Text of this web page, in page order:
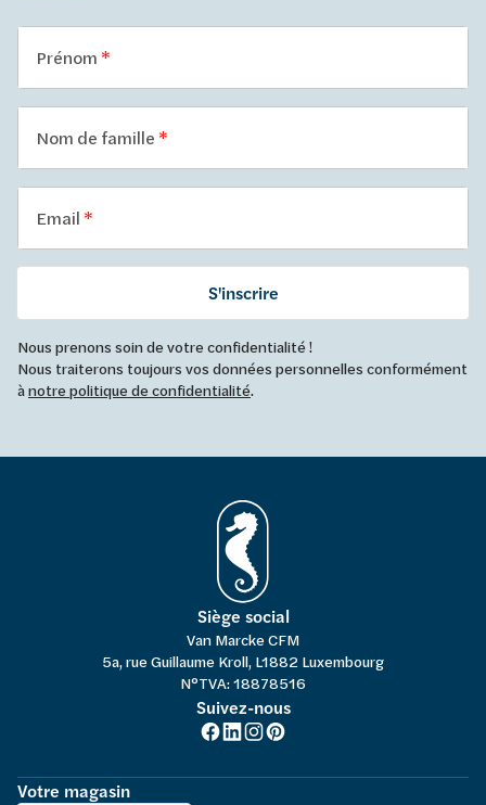
Prénom
Nom de famille
Email
S'inscrire
Nous prenons soin de votre confidentialité !
Nous traiterons toujours vos données personnelles conformément
ànotre politique de confidentialité.
Siège social
Van Marcke CFM
5a, rue Guillaume Kroll, L1882 Luxembourg
N°TVA: 18878516
Suivez-nous
Votre magasin